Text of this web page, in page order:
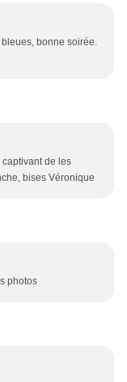
bonne soirée.
de les
bises Véronique
photos